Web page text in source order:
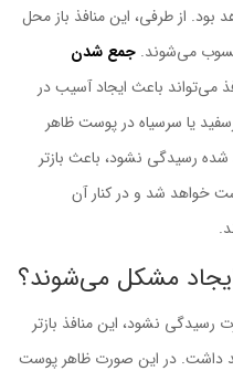
بود. از طرفی، این منافذ باز محل
‌می‌شوند.جمع ‌شدن
‌می‌تواند باعث ایجاد آسیب در
یا سرسیاه در پوست ظاهر
شده رسیدگی نشود، باعث بازتر
خواهد شد و در کنار آن
مشکل ‌می‌شوند؟
رسیدگی نشود، این منافذ بازتر
داشت. در این ‌صورت ظاهر پوست